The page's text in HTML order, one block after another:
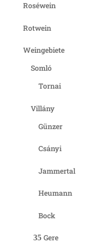
Roséwein
Rotwein
Weingebiete
Somló
Tornai
Villány
Günzer
Csányi
Jammertal
Heumann
Bock
Gere